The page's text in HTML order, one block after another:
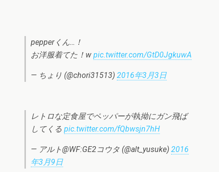
pepperくん…！
お洋服着てた！w pic.twitter.com/GtD0JgkuwA
— ちょり (@chori31513) 2016年3月3日
レトロな定食屋でペッパーが執拗にガン飛ば
してくる pic.twitter.com/fQbwsjn7hH
— アルト@WF:GE2コウタ (@alt_yusuke) 2016
年3月9日